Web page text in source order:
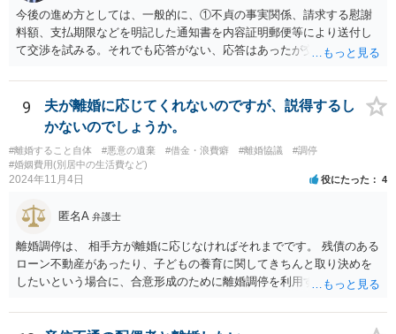
今後の進め方としては、一般的に、①不貞の事実関係、請求する慰謝
料額、支払期限などを明記した通知書を内容証明郵便等により送付し
て交渉を試みる。それでも応答がない、応答はあったが交渉で解決で
なるでしょう。 また、配偶者と別居中で生活費が支払われていないと
いう点については、婚姻費用分担請求調停を申し立てることも有効で
す。 証拠の整理が重要ですので、早めに弁護士へ具体的事情を示して
相談することをお勧めします。
9
夫が離婚に応じてくれないのですが、説得するし
かないのでしょうか。
#離婚すること自体 #悪意の遺棄 #借金・浪費癖 #離婚協議
#調停
#婚姻費用(別居中の生活費など)
2024年11月4日 役にたった 4
匿名A 弁護士
離婚調停は、 相手方が離婚に応じなければそれまでです。 残債のある
ローン不動産があったり、子どもの養育に関してきちんと取り決めを
したいという場合に、合意形成のために離婚調停を利用することは合
いため、 申立てをしても相手方が出頭せず終わってしまったり、 半年